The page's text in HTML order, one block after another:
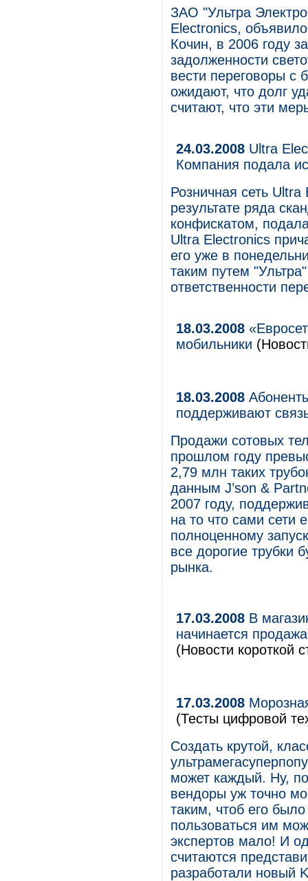
ЗАО "Ультра
Electronics,
Кочин, в 2006 году
задолженности
вести переговоры с
ожидают, что долг
считают, что эти
24.03.2008 Ultra
Компания подала
Розничная сеть
результате ряда
конфискатом,
Ultra Electronics
его уже в
таким путем
ответственности
18.03.2008
мобильники
18.03.2008
поддерживают
Продажи сотовых
прошлом году
2,79 млн таких
данным J’son &
2007 году,
на то что сами сети
полноценному
все дорогие трубки
рынка.
17.03.2008 В
начинается
(Новости короткой
17.03.2008
(Тесты цифровой
Создать крутой,
может каждый. Ну,
вендоры уж точно
таким, чтоб его
пользоваться им
экспертов мало! И
считаются
разработали новый